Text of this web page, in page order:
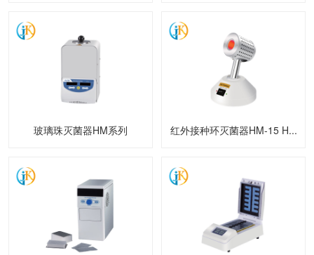
玻璃珠灭菌器HM系列 红外接种环灭菌器HM-15 H...